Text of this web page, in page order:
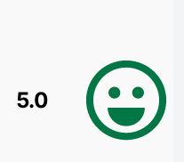
5.0